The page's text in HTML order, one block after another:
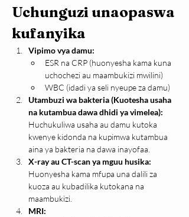
Uchunguzi unaopaswa
kufanyika
Vipimo vya damu:
ESR na CRP (huonyesha kama kuna
uchochezi au maambukizi mwilini)
WBC (idadi ya seli nyeupe za damu)
Utambuzi wa bakteria (Kuotesha usaha
na kutambua dawa dhidi ya vimelea):
Huchukuliwa usaha au damu kutoka
kwenye kidonda na kupimwa kutambua
aina ya bakteria na dawa inayofaa.
X-ray au CT-scan ya mguu husika:
Huonyesha kama mfupa una dalili za
kuoza au kubadilika kutokana na
maambukizi.
MRI: